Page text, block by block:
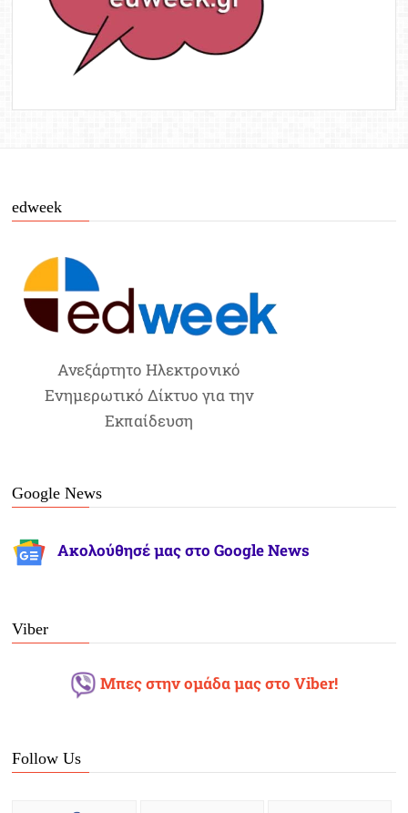
edweek
Ανεξάρτητο Ηλεκτρονικό
Ενημερωτικό Δίκτυο για την
Εκπαίδευση
Google News
Ακολούθησέ μας στο Google News
Viber
Μπες στην ομάδα μας στο Viber!
Follow Us